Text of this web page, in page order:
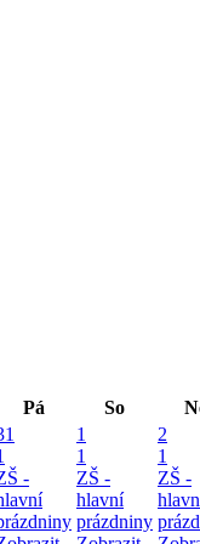
Pá So
-
1
1
ZŠ -
hlavní
prázdniny
2
1
ZŠ -